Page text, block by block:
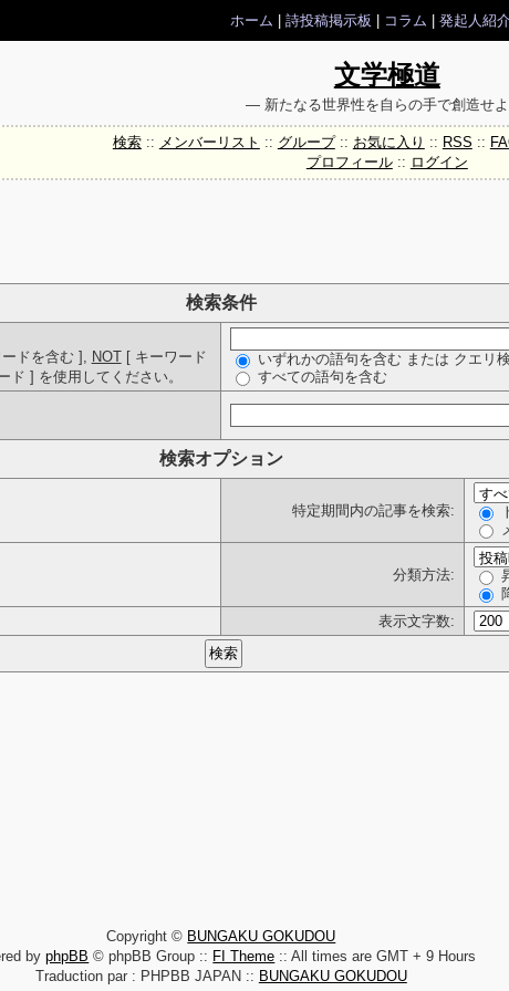
ホーム 詩投稿掲示板 コラム 発起人紹
文学極道
― 新たなる世界性を自らの手で創造せ
検索:: メンバーリスト :: グループ:: お気に入り :: RSS ::
プロフィール:: ログイン
検索条件
ドを含む ], NOT[ キーワード
] を使用してください。
いずれかの語句を含む または クエリ
すべての語句を含む
検索オプション
特定期間内の記事を検索:
分類方法:
表示文字数:
Copyright © BUNGAKU GOKUDOU
byphpBB © phpBB Group :: FI Theme :: All times are GMT + 9 Hours
Traduction par : PHPBB JAPAN :: BUNGAKU GOKUDOU